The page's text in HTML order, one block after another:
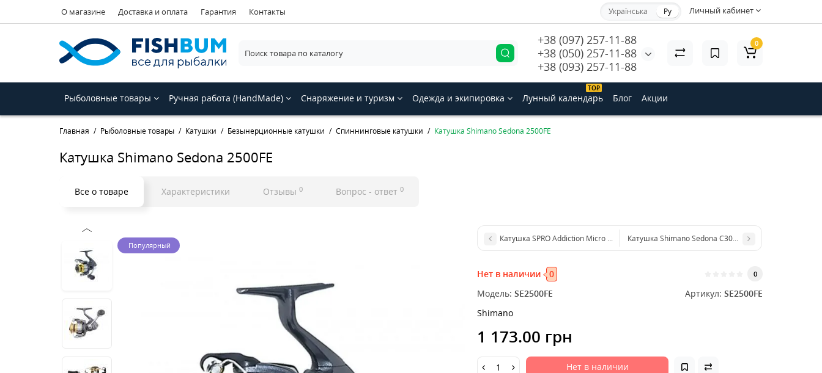
О магазине Доставка и оплата Гарантия Контакты Личный кабинет
Українська Ру
+38 (097) 257-11-88
+38 (050) 257-11-88
+38 (093) 257-11-88
0
Рыболовные товары Ручная работа (HandMade) Снаряжение и туризм Одежда и экипировка
ТОP
Лунный календарь Блог Акции
Главная Рыболовные товары Катушки Безынерционные катушки Спиннинговые катушки Катушка Shimano Sedona 2500FE
Катушка Shimano Sedona 2500FE
Все о товаре Характеристики Отзывы 0 Вопрос - ответ 0
Популярный
Катушка SPRO Addiction Micro Cast 3000Катушка Shimano Sedona C3000FE
Нет в наличии 0 0
Модель: SE2500FE Артикул: SE2500FE
Shimano
1 173.00 грн
Нет в наличии